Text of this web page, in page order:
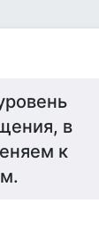
в
к